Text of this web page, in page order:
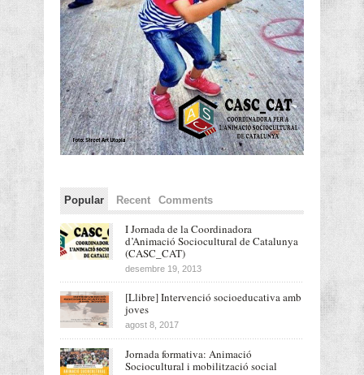
Popular Recent Comments
I Jornada de la Coordinadora
d’Animació Sociocultural de Catalunya
(CASC_CAT)
desembre 19, 2013
[Llibre] Intervenció socioeducativa amb
joves
agost 8, 2017
Jornada formativa: Animació
Sociocultural i mobilització social